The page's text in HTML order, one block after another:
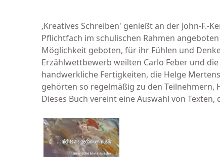
‚Kreatives Schreiben' genießt an der John-F.-
Pflichtfach im schulischen Rahmen
Möglichkeit geboten, für ihr Fühlen und
Erzählwettbewerb weilten Carlo Feber und
handwerkliche Fertigkeiten, die Helge
gehörten so regelmäßig zu den Teilnehmern,
Dieses Buch vereint eine Auswahl von